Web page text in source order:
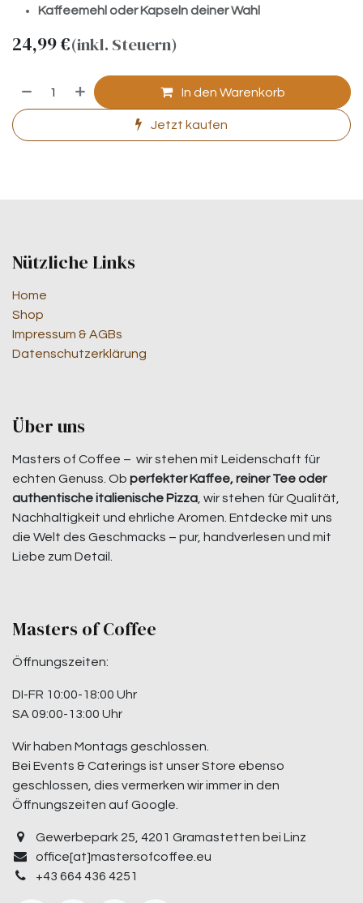
Kaffeemehl oder Kapseln deiner Wahl
24,99€(inkl. Steuern)
In den Warenkorb
Jetzt kaufen
Nützliche Links
Home
Shop
Impressum & AGBs
Datenschutzerklärung
Über uns
Masters of Coffee – wir stehen mit Leidenschaft für
echten Genuss. Ob perfekter Kaffee, reiner Tee oder
authentische italienische Pizza , wir stehen für Qualität,
Nachhaltigkeit und ehrliche Aromen. Entdecke mit uns
die Welt des Geschmacks – pur, handverlesen und mit
Liebe zum Detail.
Masters of Coffee
Öffnungszeiten:
DI-FR 10:00-18:00 Uhr
SA 09:00-13:00 Uhr
Wir haben Montags geschlossen.
Bei Events & Caterings ist unser Store ebenso
geschlossen, dies vermerken wir immer in den
Öffnungszeiten auf Google.
Gewerbepark 25, 4201 Gramastetten bei Linz
office[at]mastersofcoffee.eu
+43 664 436 4251